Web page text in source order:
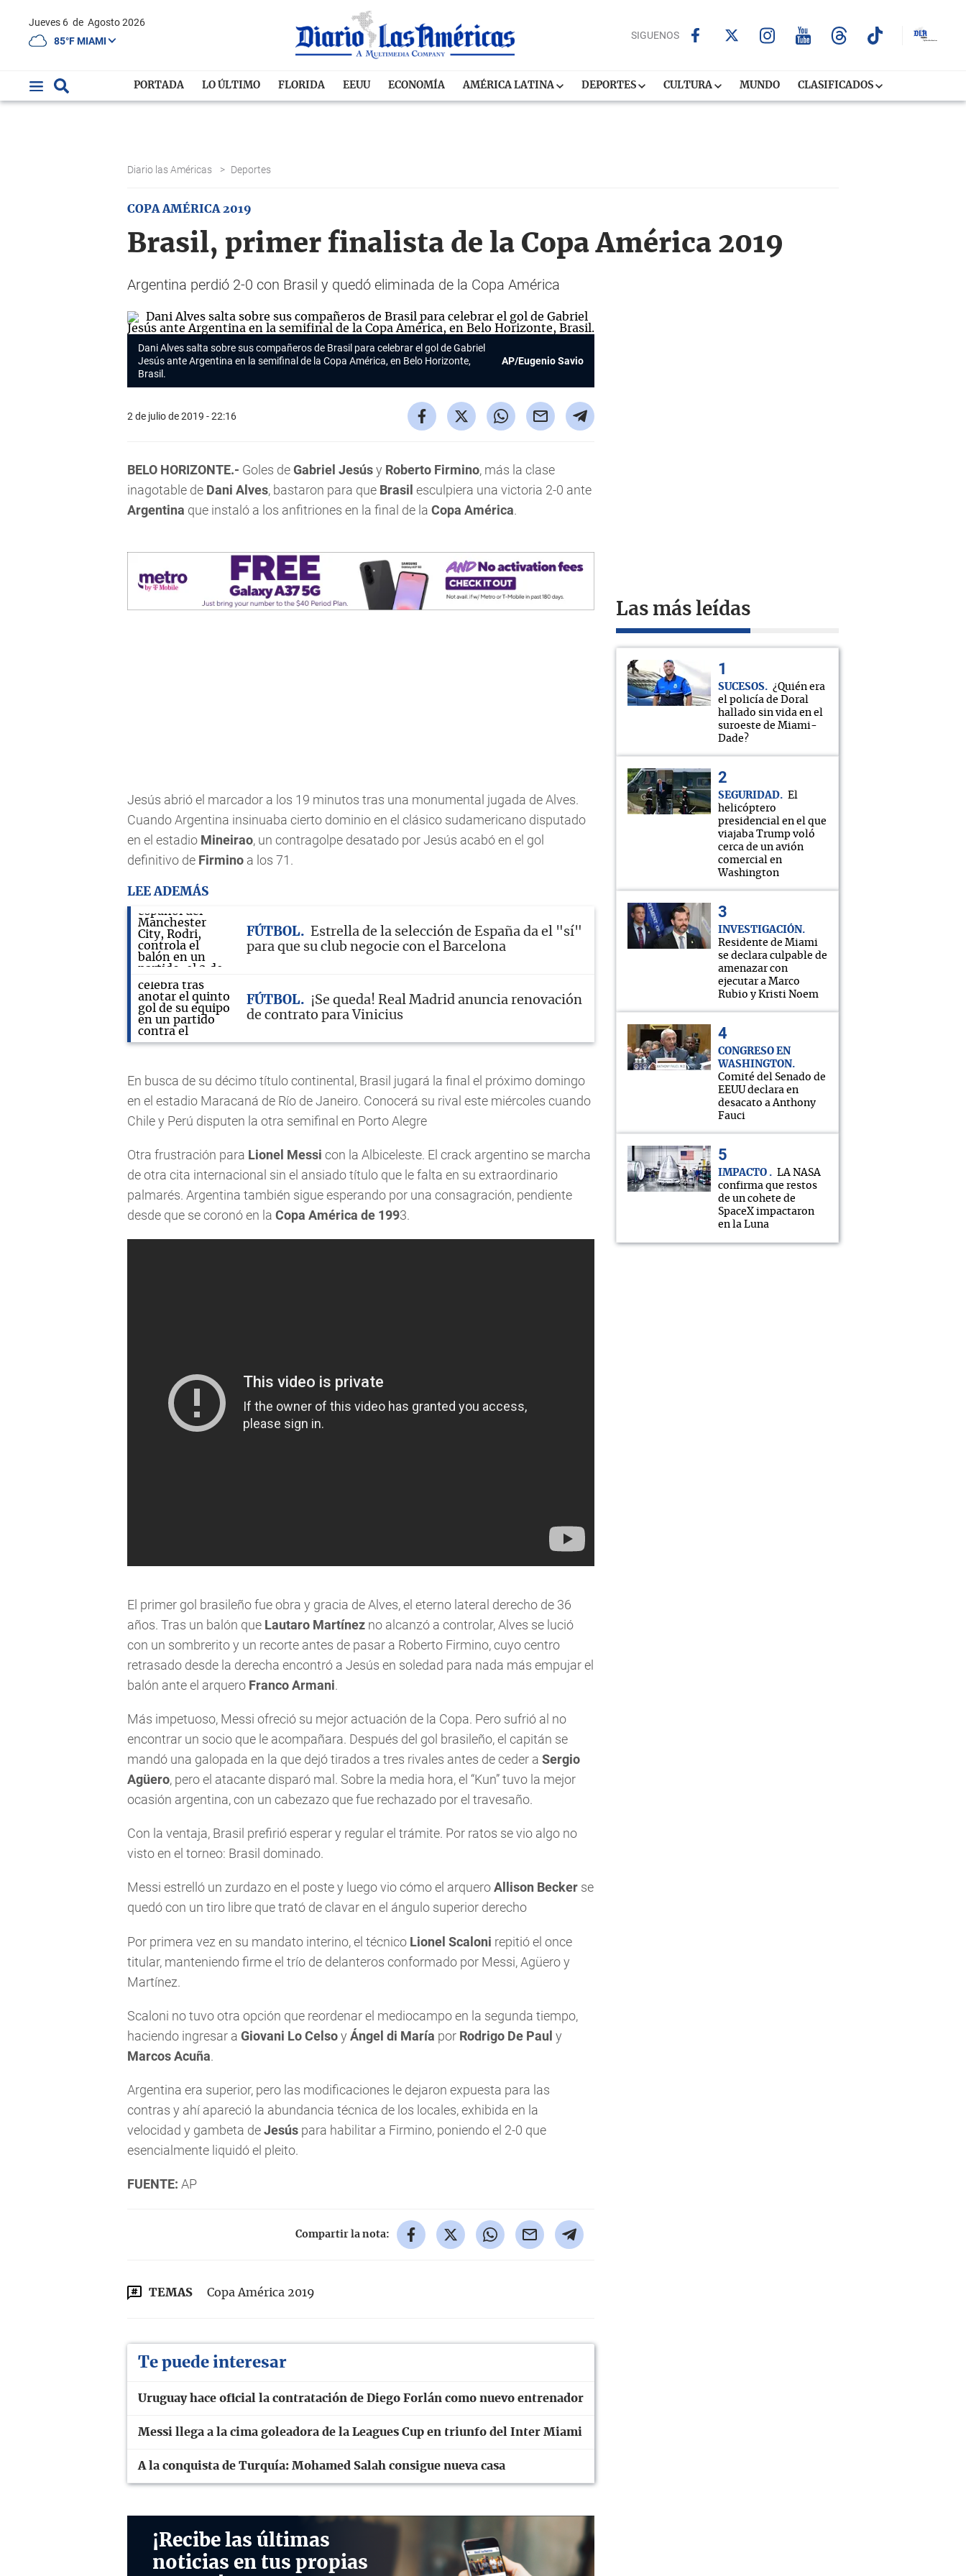
Jueves 6 de Agosto 2026
85°F MIAMI
SIGUENOS
PORTADA LO ÚLTIMO FLORIDA EEUU ECONOMÍA AMÉRICA LATINA DEPORTES CULTURA MUNDO CLASIFICADOS
Diario las Américas > Deportes
COPA AMÉRICA 2019
Brasil, primer finalista de la Copa América 2019
Argentina perdió 2-0 con Brasil y quedó eliminada de la Copa América
Dani Alves salta sobre sus compañeros de Brasil para celebrar el gol de Gabriel
Jesús ante Argentina en la semifinal de la Copa América, en Belo Horizonte,
Brasil.
AP/Eugenio Savio
2 de julio de 2019 - 22:16
BELO HORIZONTE.- Goles deGabriel Jesúsy Roberto Firmino, más la clase
inagotable de Dani Alves, bastaron para que Brasil esculpiera una victoria 2-0 ante
Argentina que instaló a los anfitriones en la final de la Copa América.
Jesús abrió el marcador a los 19 minutos tras una monumental jugada de Alves.
Cuando Argentina insinuaba cierto dominio en el clásico sudamericano disputado
en el estadio Mineirao, un contragolpe desatado por Jesús acabó en el gol
definitivo de Firmino a los 71.
LEE ADEMÁS
FÚTBOL
Estrella de la selección de España da el "sí"
para que su club negocie con el Barcelona
FÚTBOL
¡Se queda! Real Madrid anuncia renovación
de contrato para Vinicius
En busca de su décimo título continental, Brasil jugará la final el próximo domingo
en el estadio Maracaná de Río de Janeiro. Conocerá su rival este miércoles cuando
Chile y Perú disputen la otra semifinal en Porto Alegre
Otra frustración para Lionel Messi con la Albiceleste. El crack argentino se marcha
de otra cita internacional sin el ansiado título que le falta en su extraordinario
palmarés. Argentina también sigue esperando por una consagración, pendiente
desde que se coronó en la Copa América de 1993.
El primer gol brasileño fue obra y gracia de Alves, el eterno lateral derecho de 36
años. Tras un balón que Lautaro Martínez no alcanzó a controlar, Alves se lució
con un sombrerito y un recorte antes de pasar a Roberto Firmino, cuyo centro
retrasado desde la derecha encontró a Jesús en soledad para nada más empujar el
balón ante el arquero Franco Armani.
Más impetuoso, Messi ofreció su mejor actuación de la Copa. Pero sufrió al no
encontrar un socio que le acompañara. Después del gol brasileño, el capitán se
mandó una galopada en la que dejó tirados a tres rivales antes de ceder a Sergio
Agüero, pero el atacante disparó mal. Sobre la media hora, el “Kun” tuvo la mejor
ocasión argentina, con un cabezazo que fue rechazado por el travesaño.
Con la ventaja, Brasil prefirió esperar y regular el trámite. Por ratos se vio algo no
visto en el torneo: Brasil dominado.
Messi estrelló un zurdazo en el poste y luego vio cómo el arqueroAllison Becker se
quedó con un tiro libre que trató de clavar en el ángulo superior derecho
Por primera vez en su mandato interino, el técnico Lionel Scaloni repitió el once
titular, manteniendo firme el trío de delanteros conformado por Messi, Agüero y
Martínez.
Scaloni no tuvo otra opción que reordenar el mediocampo en la segunda tiempo,
haciendo ingresar a Giovani Lo Celsoy Ángel di María por Rodrigo De Paul y
Marcos Acuña.
Argentina era superior, pero las modificaciones le dejaron expuesta para las
contras y ahí apareció la abundancia técnica de los locales, exhibida en la
velocidad y gambeta deJesús para habilitar a Firmino, poniendo el 2-0 que
esencialmente liquidó el pleito.
FUENTE: AP
Compartir la nota:
TEMAS Copa América 2019
Te puede interesar
Uruguay hace oficial la contratación de Diego Forlán como nuevo entrenador
Messi llega a la cima goleadora de la Leagues Cup en triunfo del Inter Miami
A la conquista de Turquía: Mohamed Salah consigue nueva casa
¡Recibe las últimas
noticias en tus propias
Las más leídas
SUCESOS
¿Quién era
el policía de Doral
hallado sin vida en el
suroeste de Miami-
Dade?
SEGURIDAD
El
helicóptero
presidencial en el que
viajaba Trump voló
cerca de un avión
comercial en
Washington
INVESTIGACIÓN
Residente de Miami
se declara culpable de
amenazar con
ejecutar a Marco
Rubio y Kristi Noem
CONGRESO EN
WASHINGTON
Comité del Senado de
EEUU declara en
desacato a Anthony
Fauci
IMPACTO
LA NASA
confirma que restos
de un cohete de
SpaceX impactaron
en la Luna